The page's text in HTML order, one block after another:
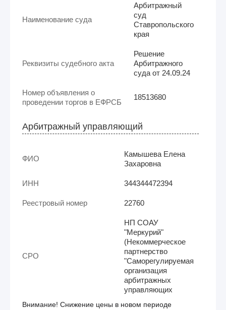
Наименование суда
Арбитражный
суд
Ставропольского
края
Реквизиты судебного акта
Решение
Арбитражного
суда от 24.09.24
Номер объявления о
проведении торгов в ЕФРСБ
18513680
Арбитражный управляющий
ФИО
Камышева Елена
Захаровна
ИНН 344344472394
Реестровый номер 22760
СРО
НП СОАУ
"Меркурий"
(Некоммерческое
партнерство
"Саморегулируемая
организация
арбитражных
управляющих
Внимание! Снижение цены в новом периоде